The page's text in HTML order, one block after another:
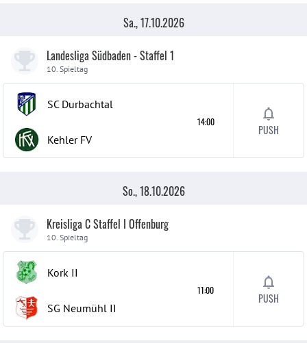
Sa., 17.10.2026
Landesliga Südbaden - Staffel 1
10. Spieltag
SC Durbachtal
Kehler FV
14:00
PUSH
So., 18.10.2026
Kreisliga C Staffel I Offenburg
10. Spieltag
Kork II
SG Neumühl II
11:00
PUSH